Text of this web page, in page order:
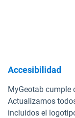
Accesibilidad
MyGeotab cumple
Actualizamos
incluidos el